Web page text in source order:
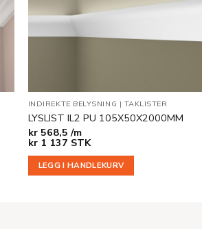
INDIREKTE BELYSNING | TAKLISTER
LYSLIST IL2 PU 105X50X2000MM
kr568,5 /m
kr1 137 STK
LEGG I HANDLEKURV